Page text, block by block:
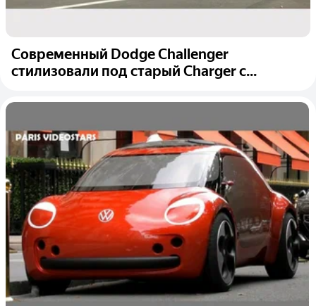
Современный Dodge Challenger
стилизовали под старый Charger с...